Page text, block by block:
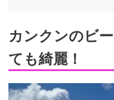
カンクンのビ
ても綺麗！